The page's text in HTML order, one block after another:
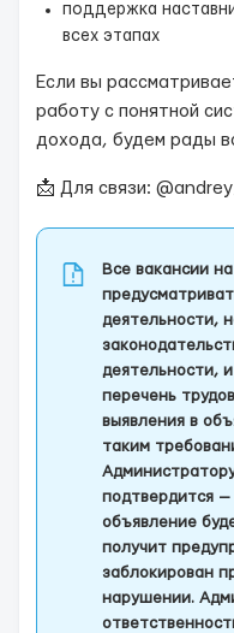
поддержка
всех этапах
Если вы
работу с понятной
дохода, будем рады
📩 Для связи:
Все вакансии
деятельности,
деятельности,
перечень
выявления в
таким
подтвердится
объявление
получит
заблокирован
нарушении.